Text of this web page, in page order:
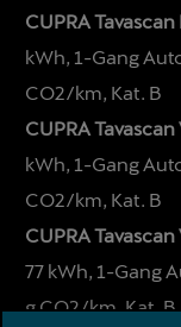
CUPRA
kWh, 1-Gang
CO2/km, Kat. B
CUPRA Tavascan
kWh, 1-Gang
CO2/km, Kat. B
CUPRA
77 kWh, 1-Gang
g CO2/km, Kat. B